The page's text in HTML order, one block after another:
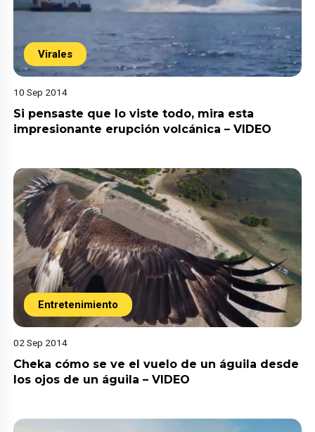
Virales
10 Sep 2014
Si pensaste que lo viste todo, mira esta
impresionante erupción volcánica – VIDEO
Entretenimiento
02 Sep 2014
Cheka cómo se ve el vuelo de un águila desde
los ojos de un águila – VIDEO